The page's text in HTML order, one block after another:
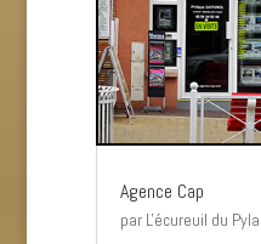
Agence Cap
par L'écureuil du Pyla